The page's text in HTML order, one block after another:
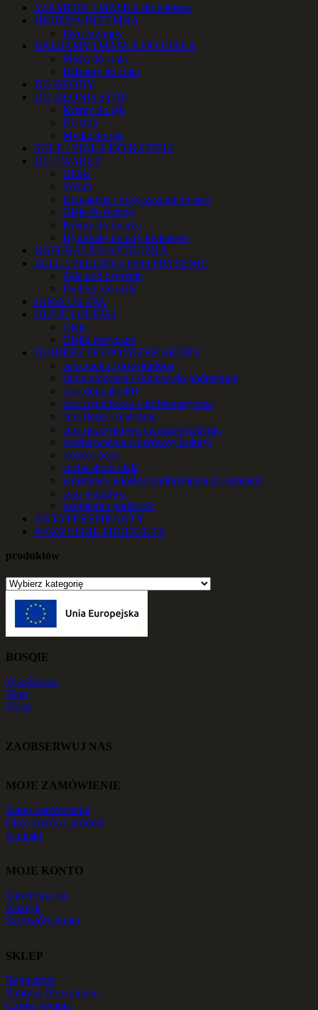
SZAMPON i MASKA do włosów
HIGIENA INTYMNA
Płyn intymny
BALSAMY i MASŁA DO CIAŁA
Masła do ciała
Balsamy do ciała
DO BRODY
DO DŁONI i STÓP
Kremy do rąk
Do stóp
Mydła do rąk
SOLE i ZIOŁA DO KĄPIELI
DO TWARZY
Glinki
Serum
Demakijaż i oczyszczanie twarzy
Oleje do twarzy
Kremy do twarzy
Hydrolaty i wody kwiatowe
NATURALNA APTECZKA
ŻELE I PEELINGI POD PRYSZNIC
Żele pod prysznic
Peelingi do ciała
JAMA USTNA
OLEJE i OLEJKI
Oleje
Olejki eteryczne
DOBIERZ DO POTRZEB SKÓRY
cera sucha i odwodniona
skóra atopowa i skłonna do podrażnień
cera dojrzała 40+
cera trądzikowa i problematyczna
cera tłusta i mieszana
cera naczynkowa i zaczerwienienia
przebarwienia i nierówny koloryt
okolice oczu
sucha skóra ciała
wrastające włoski i podrażnienia po depilacji
cera wrażliwa
nadmierna potliwość
ANTYPERSPIRANTY
WSZYSTKIE PRODUKTY
produktów
BOSQIE
Współpraca
Blog
Sklep
ZAOBSERWUJ NAS
MOJE ZAMÓWIENIE
Status zamówienia
Chcę zwrócić produkt
Kontakt
MOJE KONTO
Zarejestruj się
Koszyk
Szczegóły konta
SKLEP
Regulamin
Polityka Prywatności
Częste pytania